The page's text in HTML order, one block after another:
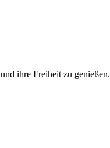
ihre Freiheit zu genießen.